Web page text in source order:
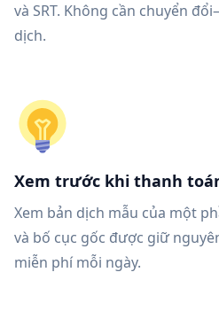
và SRT. Không cần chuyển
dịch.
Xem trước khi thanh
Xem bản dịch mẫu của một
và bố cục gốc được giữ
miễn phí mỗi ngày.